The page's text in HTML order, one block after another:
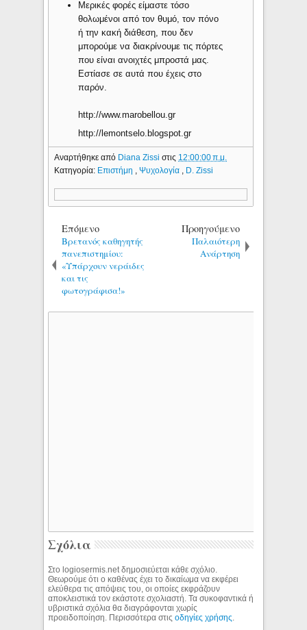
Μερικές φορές είμαστε τόσο
θολωμένοι από τον θυμό, τον πόνο
ή την κακή διάθεση, που δεν
μπορούμε να διακρίνουμε τις πόρτες
που είναι ανοιχτές μπροστά μας.
Εστίασε σε αυτά που έχεις στο
παρόν.
http://www.marobellou.gr
http://lemontselo.blogspot.gr
Αναρτήθηκε από Diana Zissiστις 12:00:00 π.μ.
Κατηγορία: Επιστήμη ,Ψυχολογία , D. Zissi
Επόμενο
Βρετανός καθηγητής
πανεπιστημίου:
«Υπάρχουν νεράιδες
και τις
φωτογράφισα!»
Προηγούμενο
Παλαιότερη
Ανάρτηση
Σχόλια
Στο logiosermis.net δημοσιεύεται κάθε σχόλιο.
Θεωρούμε ότι ο καθένας έχει το δικαίωμα να εκφέρει
ελεύθερα τις απόψεις του, οι οποίες εκφράζουν
αποκλειστικά τον εκάστοτε σχολιαστή. Τα συκοφαντικά ή
υβριστικά σχόλια θα διαγράφονται χωρίς
προειδοποίηση. Περισσότερα στιςοδηγίες χρήσης.